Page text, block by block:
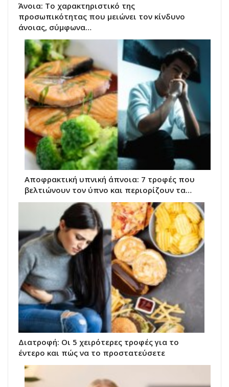
Άνοια: Το χαρακτηριστικό της
προσωπικότητας που μειώνει τον κίνδυνο
άνοιας, σύμφωνα…
Αποφρακτική υπνική άπνοια: 7 τροφές που
βελτιώνουν τον ύπνο και περιορίζουν τα…
Διατροφή: Οι 5 χειρότερες τροφές για το
έντερο και πώς να το προστατεύσετε